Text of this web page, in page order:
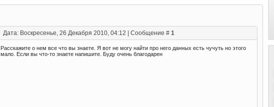
Дата: Воскресенье, 26 Декабря 2010, 04:12 | Сообщение # 1
Расскажите о нем все что вы знаете. Я вот не могу найти про него данных есть чучуть но этого
мало. Если вы что-то знаете напишите. Буду очень благодарен